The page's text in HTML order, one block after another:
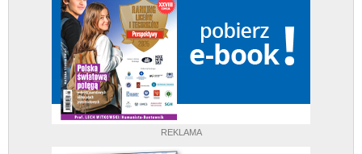
REKLAMA